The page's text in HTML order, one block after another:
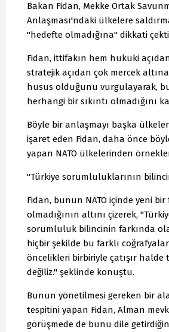
Bakan Fidan, Mekke Ortak
Anlaşması'ndaki ülkelere
"hedefte olmadığına" dikkati
Fidan, ittifakın hem hukuki
stratejik açıdan çok mercek
husus olduğunu vurgulayarak,
herhangi bir sıkıntı olmadığını
Böyle bir anlaşmayı başka
işaret eden Fidan, daha önce
yapan NATO ülkelerinden
"Türkiye sorumluluklarının
Fidan, bunun NATO içinde yeni
olmadığının altını çizerek,
sorumluluk bilincinin farkında
hiçbir şekilde bu farklı
öncelikleri birbiriyle çatışır
değiliz." şeklinde konuştu.
Bunun yönetilmesi gereken bir
tespitini yapan Fidan, Alman
görüşmede de bunu dile